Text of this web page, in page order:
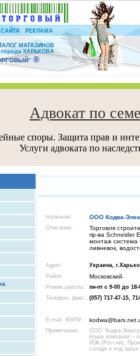
САЙТА | РЕКЛАМА
МАГАЗИНОВ
ХАРЬКОВА
” ®
Адвокат по
споры. Защита прав и
Услуги адвоката по
Название: ООО Кодва-
Описание:
Торговля
пр-ва Schneider
монтаж система
ливневок,
Адрес:
Украина,
Район:
Московский
Режим работы:
пн-пт с 9-00 до
Телефон, факс: (057) 717-47-15,
E-mail, WWW
Примечание:
ООО “Кодва-
Наша компания –
ИЭК (Россия),
склада и под